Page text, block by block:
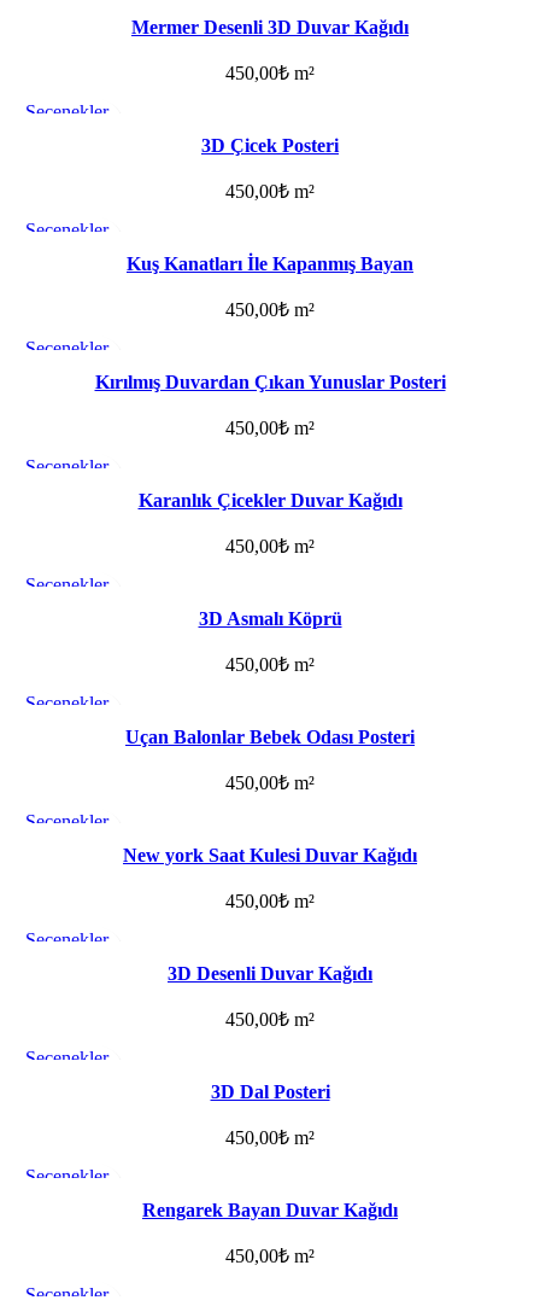
Mermer Desenli 3D Duvar Kağıdı
450,00₺ m²
Seçenekler
3D Çicek Posteri
450,00₺ m²
Seçenekler
Kuş Kanatları İle Kapanmış Bayan
450,00₺ m²
Seçenekler
Favorilere ekleKırılmış Duvardan Çıkan Yunuslar Posteri
450,00₺ m²
Seçenekler
Karanlık Çicekler Duvar Kağıdı
450,00₺ m²
Seçenekler
3D Asmalı Köprü
450,00₺ m²
Seçenekler
Uçan Balonlar Bebek Odası Posteri
450,00₺ m²
Seçenekler
New york Saat Kulesi Duvar Kağıdı
450,00₺ m²
Seçenekler
3D Desenli Duvar Kağıdı
450,00₺ m²
Seçenekler
3D Dal Posteri
450,00₺ m²
Seçenekler
Rengarek Bayan Duvar Kağıdı
450,00₺ m²
Seçenekler